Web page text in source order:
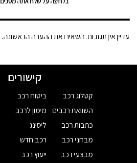
עדיין אין תגובות. השאירו את ההערה הראשונה.
קישורים
קטלוג רכב
השוואת רכבים
כתבות רכב
מבחני רכב
מבצעי רכב
ביטוח רכב
מימון לרכב
ליסינג
רכב חדש
ייעוץ רכב